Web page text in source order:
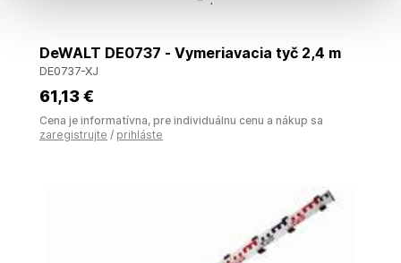
DeWALT DE0737 - Vymeriavacia tyč 2,4 m
DE0737-XJ
61,13 €
Cena je informatívna, pre individuálnu cenu a nákup sa
zaregistrujte / prihláste